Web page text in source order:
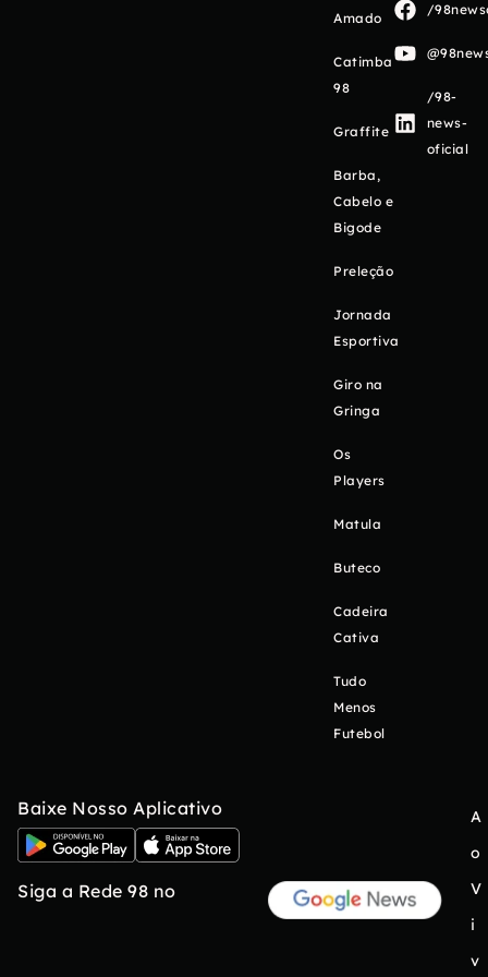
Amado
Catimba
98
Graffite
Barba,
Cabelo e
Bigode
Preleção
Jornada
Esportiva
Giro na
Gringa
Os
Players
Matula
Buteco
Cadeira
Cativa
Tudo
Menos
Futebol
/
/98-
news-
oficial
Baixe Nosso Aplicativo
Siga a Rede 98 no
A
o
V
i
v